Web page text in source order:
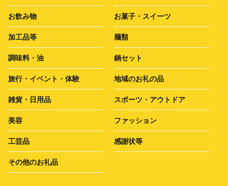
お飲み物 お菓子・スイーツ
加工品等 麺類
調味料・油 鍋セット
旅行・イベント・体験 地域のお礼の品
雑貨・日用品 スポーツ・アウトドア
美容 ファッション
工芸品 感謝状等
その他のお礼品